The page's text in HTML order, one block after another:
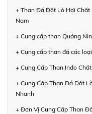
+ Than Đá Đốt Lò Hơi Chất
Nam
+ Cung cấp than Quảng
+ Cung cấp than đá các
+ Cung Cấp Than Indo
+ Cung Cấp Than Đá Đốt
Nhanh
+ Đơn Vị Cung Cấp Than